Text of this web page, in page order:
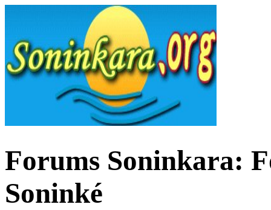
Forums Soninkara:
Soninké